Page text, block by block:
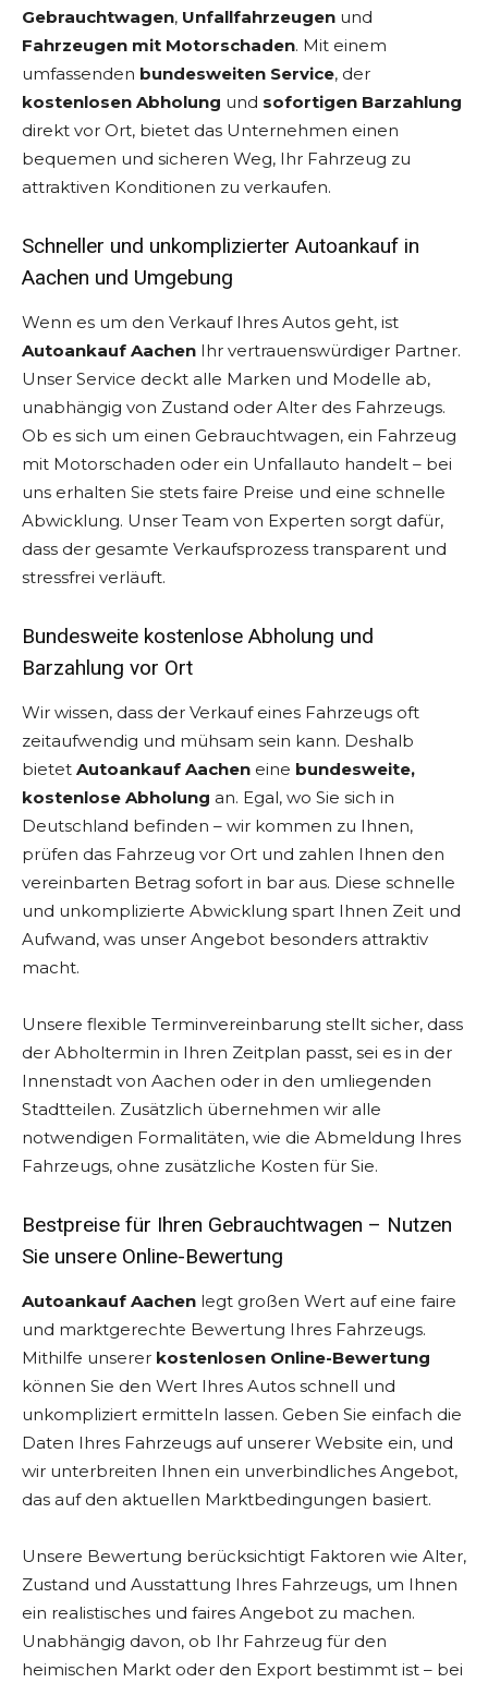
Gebrauchtwagen, Unfallfahrzeugen und
Fahrzeugen mit Motorschaden. Mit einem
umfassenden bundesweiten Service, der
kostenlosen Abholung und sofortigen Barzahlung
direkt vor Ort, bietet das Unternehmen einen
bequemen und sicheren Weg, Ihr Fahrzeug zu
attraktiven Konditionen zu verkaufen.
Schneller und unkomplizierter Autoankauf in
Aachen und Umgebung
Wenn es um den Verkauf Ihres Autos geht, ist
Autoankauf Aachen Ihr vertrauenswürdiger Partner.
Unser Service deckt alle Marken und Modelle ab,
unabhängig von Zustand oder Alter des Fahrzeugs.
Ob es sich um einen Gebrauchtwagen, ein Fahrzeug
mit Motorschaden oder ein Unfallauto handelt – bei
uns erhalten Sie stets faire Preise und eine schnelle
Abwicklung. Unser Team von Experten sorgt dafür,
dass der gesamte Verkaufsprozess transparent und
stressfrei verläuft.
Bundesweite kostenlose Abholung und
Barzahlung vor Ort
Wir wissen, dass der Verkauf eines Fahrzeugs oft
zeitaufwendig und mühsam sein kann. Deshalb
bietet Autoankauf Aachen eine bundesweite,
kostenlose Abholung an. Egal, wo Sie sich in
Deutschland befinden – wir kommen zu Ihnen,
prüfen das Fahrzeug vor Ort und zahlen Ihnen den
vereinbarten Betrag sofort in bar aus. Diese schnelle
und unkomplizierte Abwicklung spart Ihnen Zeit und
Aufwand, was unser Angebot besonders attraktiv
macht.
Unsere flexible Terminvereinbarung stellt sicher, dass
der Abholtermin in Ihren Zeitplan passt, sei es in der
Innenstadt von Aachen oder in den umliegenden
Stadtteilen. Zusätzlich übernehmen wir alle
notwendigen Formalitäten, wie die Abmeldung Ihres
Fahrzeugs, ohne zusätzliche Kosten für Sie.
Bestpreise für Ihren Gebrauchtwagen – Nutzen
Sie unsere Online-Bewertung
Autoankauf Aachen legt großen Wert auf eine faire
und marktgerechte Bewertung Ihres Fahrzeugs.
Mithilfe unserer kostenlosen Online-Bewertung
können Sie den Wert Ihres Autos schnell und
unkompliziert ermitteln lassen. Geben Sie einfach die
Daten Ihres Fahrzeugs auf unserer Website ein, und
wir unterbreiten Ihnen ein unverbindliches Angebot,
das auf den aktuellen Marktbedingungen basiert.
Unsere Bewertung berücksichtigt Faktoren wie Alter,
Zustand und Ausstattung Ihres Fahrzeugs, um Ihnen
ein realistisches und faires Angebot zu machen.
Unabhängig davon, ob Ihr Fahrzeug für den
heimischen Markt oder den Export bestimmt ist – bei